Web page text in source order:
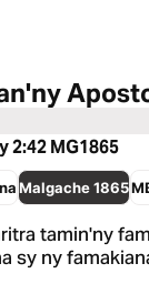
2:42MG1865
Malgache 1865
tamin'ny
sy ny